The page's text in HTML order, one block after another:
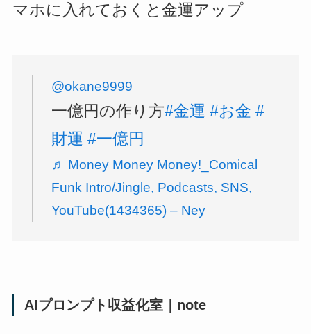
マホに入れておくと金運アップ
@okane9999
一億円の作り方#金運 #お金 #
財運 #一億円
♬ Money Money Money!_Comical
Funk Intro/Jingle, Podcasts, SNS,
YouTube(1434365) – Ney
AIプロンプト収益化室｜note